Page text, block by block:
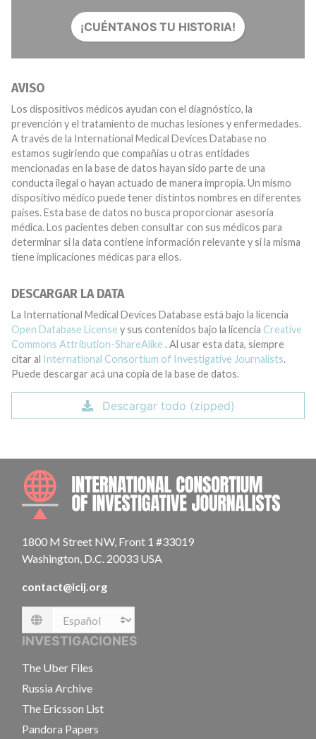
¡CUÉNTANOS TU HISTORIA!
AVISO
Los dispositivos médicos ayudan con el diagnóstico, la
prevención y el tratamiento de muchas lesiones y enfermedades.
A través de la International Medical Devices Database no
estamos sugiriendo que compañías u otras entidades
mencionadas en la base de datos hayan sido parte de una
conducta ilegal o hayan actuado de manera impropia. Un mismo
dispositivo médico puede tener distintos nombres en diferentes
países. Esta base de datos no busca proporcionar asesoría
médica. Los pacientes deben consultar con sus médicos para
determinar si la data contiene información relevante y si la misma
tiene implicaciones médicas para ellos.
DESCARGAR LA DATA
La International Medical Devices Database está bajo la licencia
Open Database License y sus contenidos bajo la licencia Creative
Commons Attribution-ShareAlike . Al usar esta data, siempre
citar al International Consortium of Investigative Journalists.
Puede descargar acá una copia de la base de datos.
Descargar todo (zipped)
1800 M Street NW, Front 1 #33019
Washington, D.C. 20033 USA
contact@icij.org
Language
INVESTIGACIONES
The Uber Files
Russia Archive
The Ericsson List
Pandora Papers